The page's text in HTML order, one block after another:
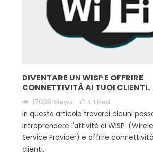
DIVENTARE UN WISP E OFFRIRE
CONNETTIVITÀ AI TUOI CLIENTI.
17038 Views 4 Liked
In questo articolo troverai alcuni
intraprendere l'attività di WISP
Service Provider) e offrire
clienti.